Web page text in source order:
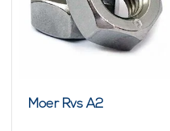
Moer Rvs A2